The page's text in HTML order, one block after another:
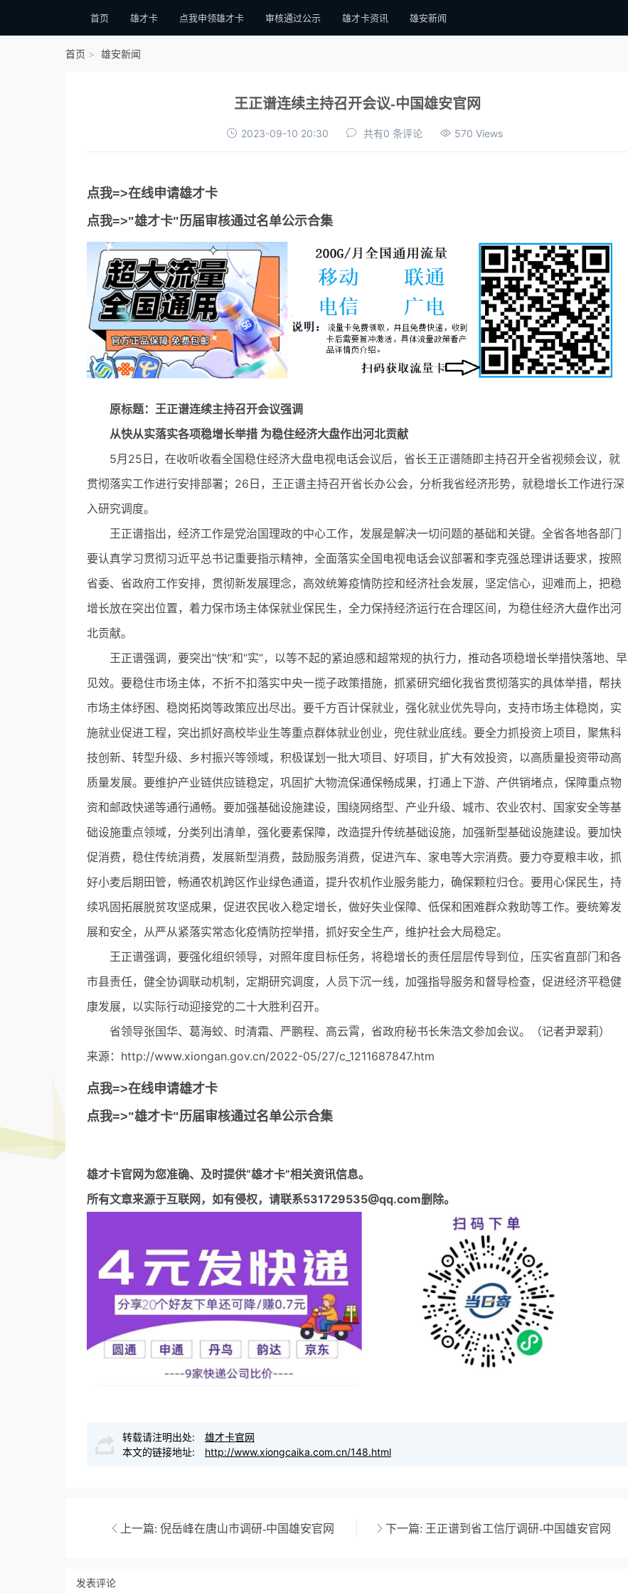
首页 雄才卡 点我申领雄才卡 审核通过公示 雄才卡资讯 雄安新闻
首页 雄安新闻
王正谱连续主持召开会议-中国雄安官网
2023-09-10 20:30 共有0 条评论 570 Views
点我=>在线申请雄才卡
点我=>"雄才卡"历届审核通过名单公示合集
原标题：王正谱连续主持召开会议强调
从快从实落实各项稳增长举措 为稳住经济大盘作出河北贡献
5月25日，在收听收看全国稳住经济大盘电视电话会议后，省长王正谱随即主持召开全省视频会议，就
贯彻落实工作进行安排部署；26日，王正谱主持召开省长办公会，分析我省经济形势，就稳增长工作进行深
入研究调度。
王正谱指出，经济工作是党治国理政的中心工作，发展是解决一切问题的基础和关键。全省各地各部门
要认真学习贯彻习近平总书记重要指示精神，全面落实全国电视电话会议部署和李克强总理讲话要求，按照
省委、省政府工作安排，贯彻新发展理念，高效统筹疫情防控和经济社会发展，坚定信心，迎难而上，把稳
增长放在突出位置，着力保市场主体保就业保民生，全力保持经济运行在合理区间，为稳住经济大盘作出河
北贡献。
王正谱强调，要突出“快”和“实”，以等不起的紧迫感和超常规的执行力，推动各项稳增长举措快落地、早
见效。要稳住市场主体，不折不扣落实中央一揽子政策措施，抓紧研究细化我省贯彻落实的具体举措，帮扶
市场主体纾困、稳岗拓岗等政策应出尽出。要千方百计保就业，强化就业优先导向，支持市场主体稳岗，实
施就业促进工程，突出抓好高校毕业生等重点群体就业创业，兜住就业底线。要全力抓投资上项目，聚焦科
技创新、转型升级、乡村振兴等领域，积极谋划一批大项目、好项目，扩大有效投资，以高质量投资带动高
质量发展。要维护产业链供应链稳定，巩固扩大物流保通保畅成果，打通上下游、产供销堵点，保障重点物
资和邮政快递等通行通畅。要加强基础设施建设，围绕网络型、产业升级、城市、农业农村、国家安全等基
础设施重点领域，分类列出清单，强化要素保障，改造提升传统基础设施，加强新型基础设施建设。要加快
促消费，稳住传统消费，发展新型消费，鼓励服务消费，促进汽车、家电等大宗消费。要力夺夏粮丰收，抓
好小麦后期田管，畅通农机跨区作业绿色通道，提升农机作业服务能力，确保颗粒归仓。要用心保民生，持
续巩固拓展脱贫攻坚成果，促进农民收入稳定增长，做好失业保障、低保和困难群众救助等工作。要统筹发
展和安全，从严从紧落实常态化疫情防控举措，抓好安全生产，维护社会大局稳定。
王正谱强调，要强化组织领导，对照年度目标任务，将稳增长的责任层层传导到位，压实省直部门和各
市县责任，健全协调联动机制，定期研究调度，人员下沉一线，加强指导服务和督导检查，促进经济平稳健
康发展，以实际行动迎接党的二十大胜利召开。
省领导张国华、葛海蛟、时清霜、严鹏程、高云霄，省政府秘书长朱浩文参加会议。（记者尹翠莉）
来源：http://www.xiongan.gov.cn/2022-05/27/c_1211687847.htm
点我=>在线申请雄才卡
点我=>"雄才卡"历届审核通过名单公示合集
雄才卡官网为您准确、及时提供“雄才卡”相关资讯信息。
所有文章来源于互联网，如有侵权，请联系531729535@qq.com删除。
转载请注明出处:
雄才卡官网
本文的链接地址:
http://www.xiongcaika.com.cn/148.html
上一篇: 倪岳峰在唐山市调研-中国雄安官网 下一篇: 王正谱到省工信厅调研-中国雄安官网
发表评论